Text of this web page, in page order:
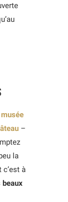
–
la
à
beaux